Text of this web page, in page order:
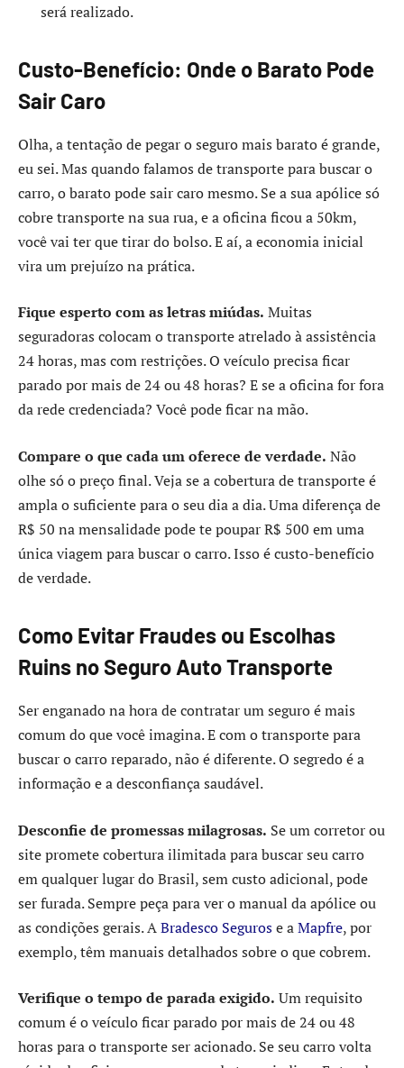
será realizado.
Custo-Benefício: Onde o Barato Pode
Sair Caro
Olha, a tentação de pegar o seguro mais barato é grande,
eu sei. Mas quando falamos de transporte para buscar o
carro, o barato pode sair caro mesmo. Se a sua apólice só
cobre transporte na sua rua, e a oficina ficou a 50km,
você vai ter que tirar do bolso. E aí, a economia inicial
vira um prejuízo na prática.
Fique esperto com as letras miúdas. Muitas
seguradoras colocam o transporte atrelado à assistência
24 horas, mas com restrições. O veículo precisa ficar
parado por mais de 24 ou 48 horas? E se a oficina for fora
da rede credenciada? Você pode ficar na mão.
Compare o que cada um oferece de verdade. Não
olhe só o preço final. Veja se a cobertura de transporte é
ampla o suficiente para o seu dia a dia. Uma diferença de
R$ 50 na mensalidade pode te poupar R$ 500 em uma
única viagem para buscar o carro. Isso é custo-benefício
de verdade.
Como Evitar Fraudes ou Escolhas
Ruins no Seguro Auto Transporte
Ser enganado na hora de contratar um seguro é mais
comum do que você imagina. E com o transporte para
buscar o carro reparado, não é diferente. O segredo é a
informação e a desconfiança saudável.
Desconfie de promessas milagrosas. Se um corretor ou
site promete cobertura ilimitada para buscar seu carro
em qualquer lugar do Brasil, sem custo adicional, pode
ser furada. Sempre peça para ver o manual da apólice ou
as condições gerais. ABradesco Segurose aMapfre, por
exemplo, têm manuais detalhados sobre o que cobrem.
Verifique o tempo de parada exigido. Um requisito
comum é o veículo ficar parado por mais de 24 ou 48
horas para o transporte ser acionado. Se seu carro volta